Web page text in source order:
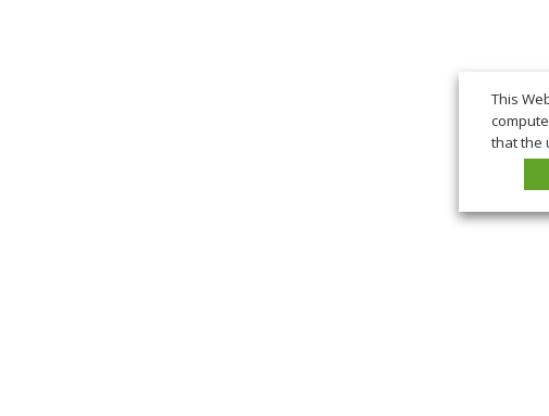
This
that the